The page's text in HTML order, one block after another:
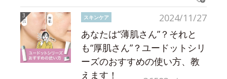
2024/11/27
スキンケア
あなたは“薄肌さん”？それと
も“厚肌さん”？ユードットシリ
ーズのおすすめの使い方、教
えます！